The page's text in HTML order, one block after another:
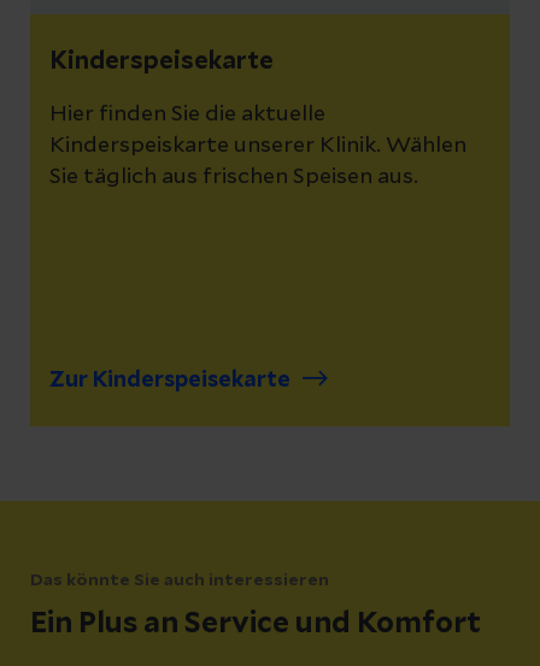
Kinderspeisekarte
Hier finden Sie die aktuelle
Kinderspeiskarte unserer Klinik. Wählen
Sie täglich aus frischen Speisen aus.
Zur Kinderspeisekarte
Das könnte Sie auch interessieren
Ein Plus an Service und Komfort